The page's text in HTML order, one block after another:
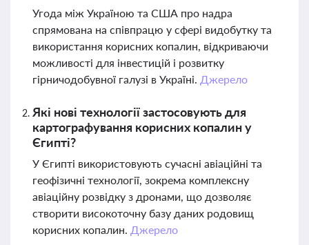
Угода між Україною та США про надра
спрямована на співпрацю у сфері видобутку та
використання корисних копалин, відкриваючи
можливості для інвестицій і розвитку
гірничодобувної галузі в Україні. Джерело
Які нові технології застосовують для
картографування корисних копалин у
Єгипті?
У Єгипті використовують сучасні авіаційні та
геофізичні технології, зокрема комплексну
авіаційну розвідку з дронами, що дозволяє
створити високоточну базу даних родовищ
корисних копалин. Джерело